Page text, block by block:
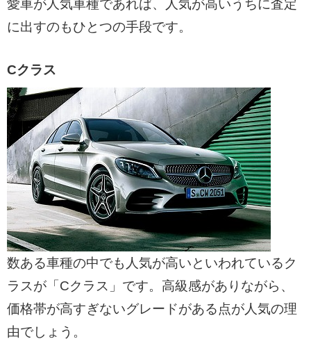
愛車が人気車種であれば、人気が高いうちに査定
に出すのもひとつの手段です。
Cクラス
数ある車種の中でも人気が高いといわれているク
ラスが「Cクラス」です。高級感がありながら、
価格帯が高すぎないグレードがある点が人気の理
由でしょう。